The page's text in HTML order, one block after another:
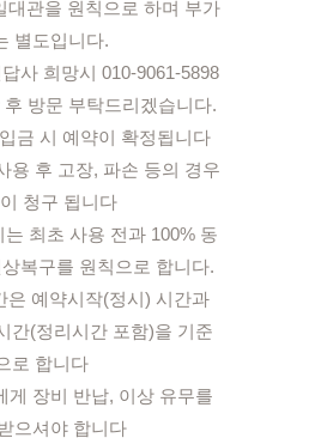
대관을 원칙으로 하며 부가
별도입니다.
사 희망시 010-9061-5898
방문 부탁드리겠습니다.
금 시 예약이 확정됩니다
용 후 고장, 파손 등의 경우
청구 됩니다
최초 사용 전과 100% 동
복구를 원칙으로 합니다.
은 예약시작(정시) 시간과
간(정리시간 포함)을 기준
로 합니다
게 장비 반납, 이상 유무를
으셔야 합니다